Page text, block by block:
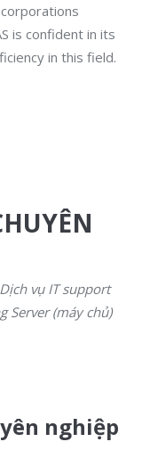
is confident in its
in this field.
Dịch vụ IT support
Server (máy chủ)
nghiệp